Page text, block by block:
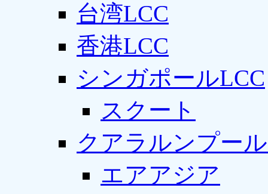
台湾LCC
香港LCC
シンガポールLCC
スクート
クアラルンプー
エアアジア